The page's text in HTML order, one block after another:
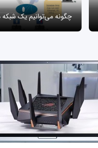
چگونه می‌توانیم یک شبکه